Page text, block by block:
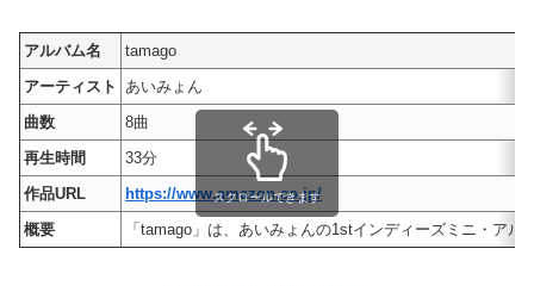
アルバム名
tamago
アーティスト
あいみょん
曲数
8曲
再生時間
33分
作品URL
https://www.amazon.co.jp/
概要
「tamago」は、あいみょんの1stインディーズミニ・ア
スクロールできます